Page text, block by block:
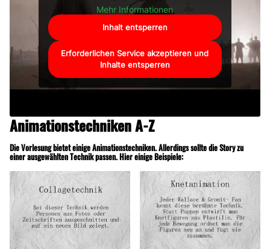
Mehr Informationen
Inhalt entsperren
Erforderlichen Service akzeptieren und
Inhalte entsperren
Animationstechniken A-Z
Die Vorlesung bietet einige Animationstechniken. Allerdings sollte die Story zu
einer ausgewählten Technik passen. Hier einige Beispiele: